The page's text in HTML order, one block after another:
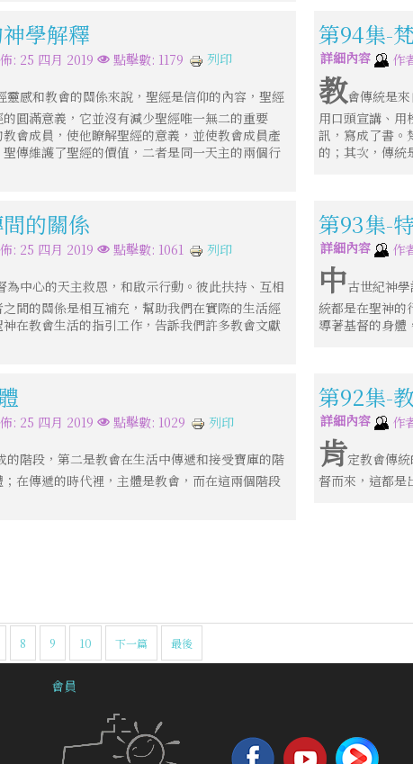
學解釋
: 25 四月 2019 點擊數: 1179 列印
感和教會的關係來說，聖經是信仰的內容，聖經
圓滿意義，它並沒有減少聖經唯一無二的重要
會成員，使他瞭解聖經的意義，並使教會成員產
傳維護了聖經的價值，二者是同一天主的兩個行
第94集-
詳細內容 作
教會傳統是
用口頭宣講、用
訊，寫成了書。
的；其次，傳統
的關係
: 25 四月 2019 點擊數: 1061 列印
中心的天主救恩，和啟示行動。彼此扶持、互相
間的關係是相互補充，幫助我們在實際的生活經
在教會生活的指引工作，告訴我們許多教會文獻
第93集-
詳細內容 作
中古世紀神
統都是在聖神的
導著基督的身體
: 25 四月 2019 點擊數: 1029 列印
階段，第二是教會在生活中傳遞和接受寶庫的階
在傳遞的時代裡，主體是教會，而在這兩個階段
第92集-
詳細內容 作
肯定教會傳
督而來，這都是
8 9 10 下一篇 最後
會員